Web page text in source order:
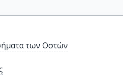
των Οστών